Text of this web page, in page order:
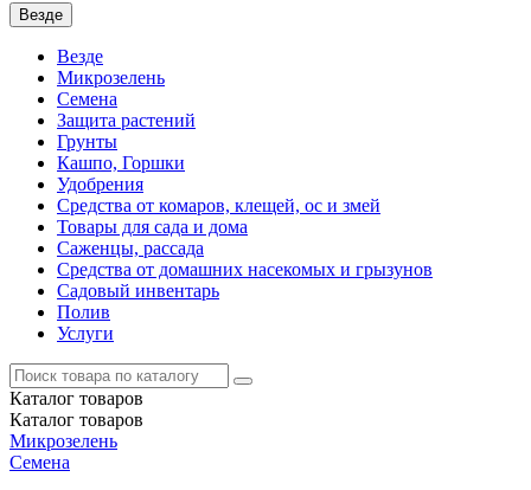
Везде
Везде
Микрозелень
Семена
Защита растений
Грунты
Кашпо, Горшки
Удобрения
Средства от комаров, клещей, ос и змей
Товары для сада и дома
Саженцы, рассада
Средства от домашних насекомых и грызунов
Садовый инвентарь
Полив
Услуги
Каталог товаров
Каталог товаров
Микрозелень
Семена